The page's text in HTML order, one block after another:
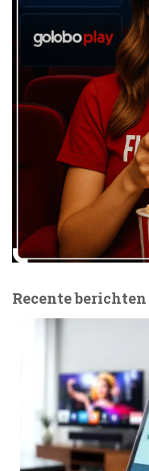
Recente berichten